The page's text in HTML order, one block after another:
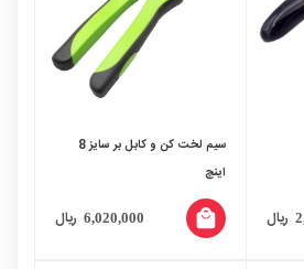
ریال
سیم لخت کن و کابل بر سایز 8
اینچ
6,020,000 ریال local_mall